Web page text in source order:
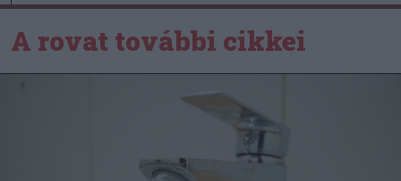
A rovat további cikkei